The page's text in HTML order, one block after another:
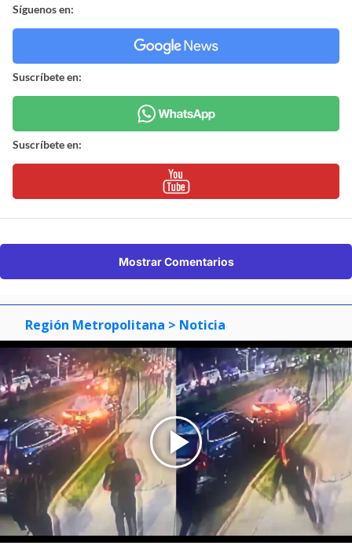
Síguenos en:
Suscríbete en:
Suscríbete en:
Mostrar Comentarios
Región Metropolitana > Noticia